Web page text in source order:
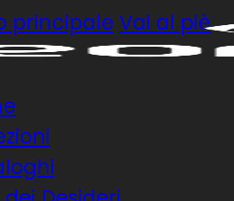
principale Vai al piè